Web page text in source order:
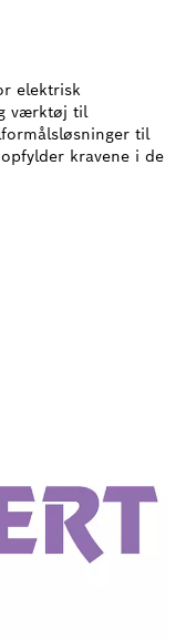
elektrisk
værktøj til
til
kravene i de